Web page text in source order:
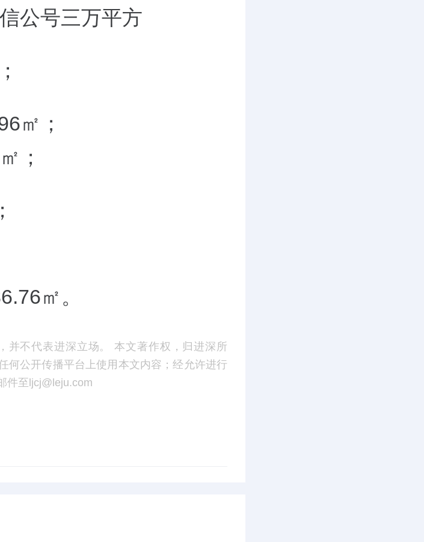
公号三万平方
㎡；
；
㎡。
并不代表进深立场。 本文著作权，归进深所
何公开传播平台上使用本文内容；经允许进行
件至ljcj@leju.com